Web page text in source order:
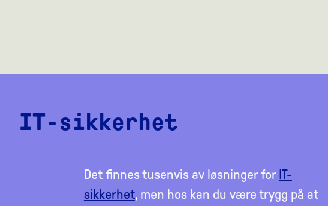
IT-sikkerhet
Det finnes tusenvis av løsninger for IT-
sikkerhet, men hos kan du være trygg på at